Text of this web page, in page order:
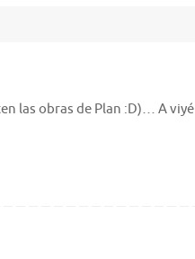
las obras de Plan :D)… A viyé